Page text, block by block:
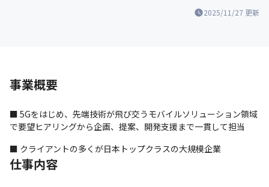
2025/11/27 更新
事業概要
■ 5Gをはじめ、先端技術が飛び交うモバイルソリューション領域
で要望ヒアリングから企画、提案、開発支援まで一貫して担当
■ クライアントの多くが日本トップクラスの大規模企業
仕事内容